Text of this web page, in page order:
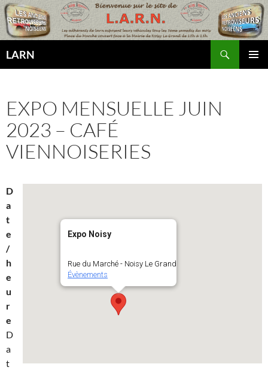
Aller
au
contenu
LARN
EXPO MENSUELLE JUIN
2023 – CAFÉ
VIENNOISERIES
Expo Noisy
Rue du Marché - Noisy Le Grand
Évènements
D
a
t
e
/
h
e
u
r
e
D
a
t